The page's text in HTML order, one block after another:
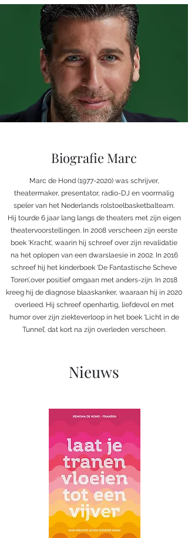
Biografie Marc
Marc de Hond (1977-2020)was schrijver,
theatermaker, presentator, radio-DJ en voormalig
speler van het Nederlands rolstoelbasketbalteam.
Hij tourde 6 jaar lang langs de theaters met zijn eigen
theatervoorstellingen. In 2008 verscheen zijn eerste
boek ‘Kracht’, waarin hij schreef over zijn revalidatie
na het oplopen van een dwarslaesie in 2002. In 2016
schreef hij het kinderboek ‘De Fantastische Scheve
Toren’,over positief omgaan met anders-zijn. In 2018
kreeg hij de diagnose blaaskanker, waaraan hij in 2020
overleed. Hij schreef openhartig, liefdevol en met
humor over zijn ziekteverloop in het boek ‘Licht in de
Tunnel’, dat kort na zijn overleden verscheen.
Nieuws